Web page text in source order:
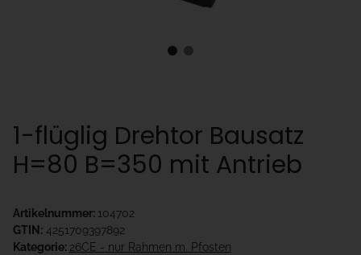
1-flüglig Drehtor Bausatz
H=80 B=350 mit Antrieb
Artikelnummer: 104702
GTIN: 4251709397892
Kategorie: 26CE - nur Rahmen m. Pfosten